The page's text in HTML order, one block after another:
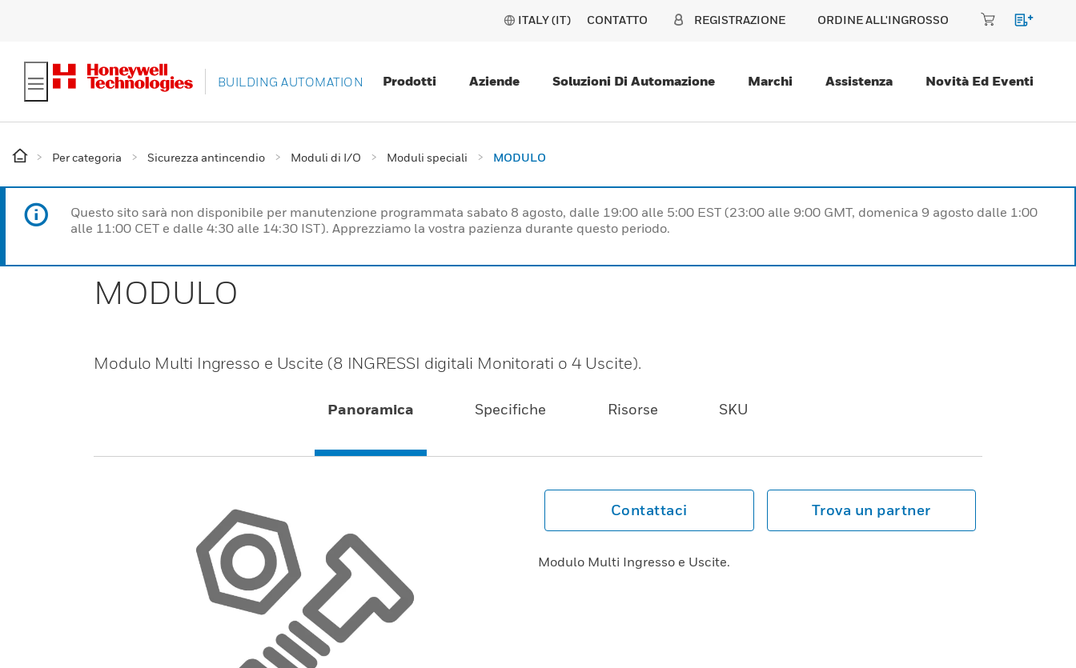
ITALY (IT) CONTATTO REGISTRAZIONE ORDINE ALL'INGROSSO
BUILDING AUTOMATION Prodotti Aziende Soluzioni Di Automazione Marchi Assistenza Novità Ed Eventi
Per categoria Sicurezza antincendio Moduli di I/O Moduli speciali MODULO
Questo sito sarà non disponibile per manutenzione programmata sabato 8 agosto, dalle 19:00 alle 5:00 EST (23:00 alle 9:00 GMT, domenica 9 agosto dalle 1:00
alle 11:00 CET e dalle 4:30 alle 14:30 IST). Apprezziamo la vostra pazienza durante questo periodo.
MODULO
Modulo Multi Ingresso e Uscite (8 INGRESSI digitali Monitorati o 4 Uscite).
Panoramica Specifiche Risorse SKU
Contattaci Trova un partner
Modulo Multi Ingresso e Uscite.